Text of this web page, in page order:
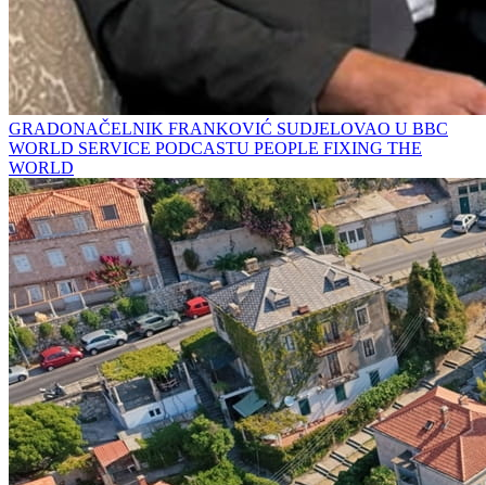
GRADONAČELNIK FRANKOVIĆ SUDJELOVAO U BBC
WORLD SERVICE PODCASTU PEOPLE FIXING THE
WORLD